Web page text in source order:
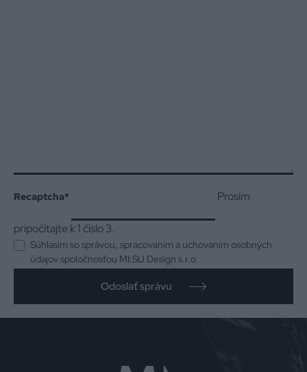
Recaptcha* Prosím
pripočítajte k 1 číslo 3.
Súhlasím so správou, spracovaním a uchovaním osobných
údajov spoločnosťou MI:SU Design s.r.o.
Odoslať správu